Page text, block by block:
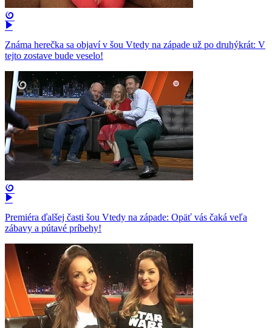
Známa herečka sa objaví v šou Vtedy na západe už po druhýkrát: V
tejto zostave bude veselo!
Premiéra ďalšej časti šou Vtedy na západe: Opäť vás čaká veľa
zábavy a pútavé príbehy!